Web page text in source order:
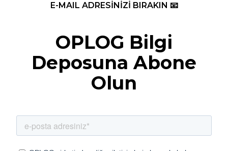
E-MAIL ADRESİNİZİ BIRAKIN 📧
OPLOG Bilgi
Deposuna Abone
Olun